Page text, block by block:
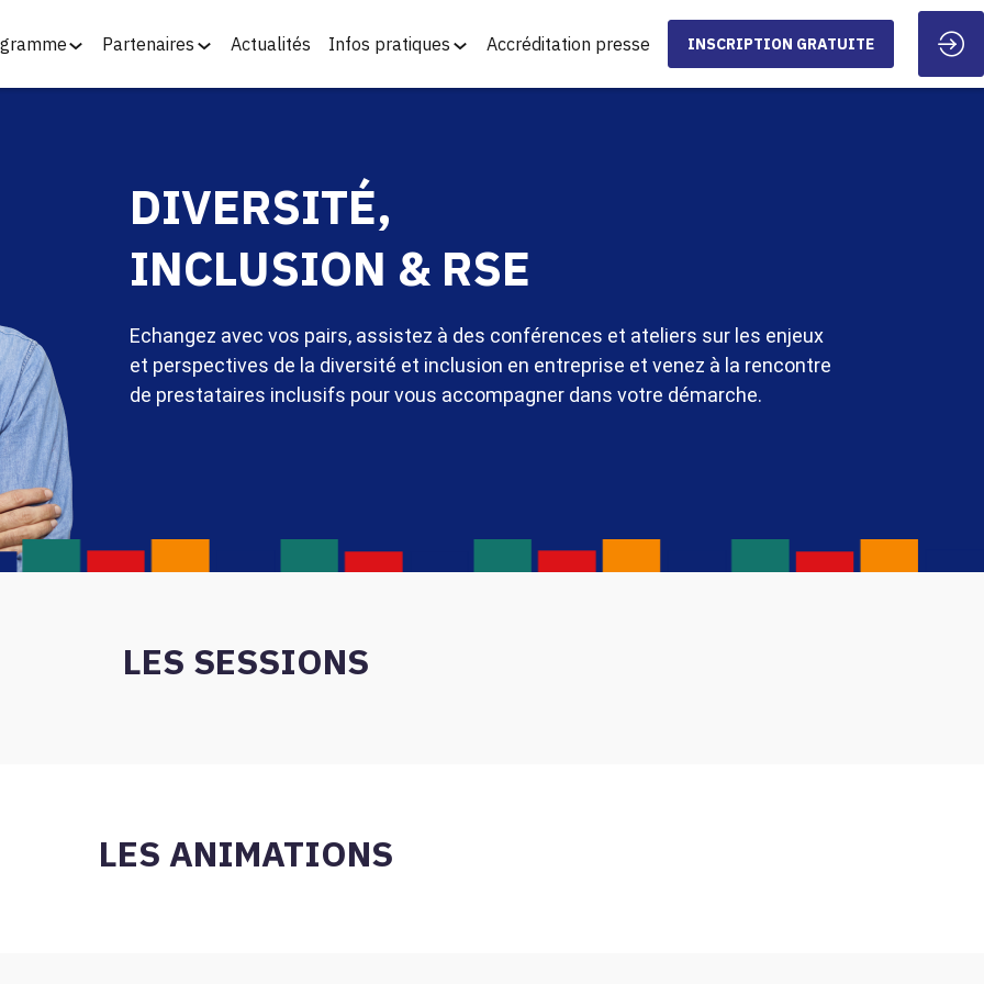
Partenaires Actualités Infos pratiques Accréditation presse INSCRIPTION GRATUITE
DIVERSITÉ,
INCLUSION & RSE
Echangez avec vos pairs, assistez à des conférences et ateliers sur les enjeux
et perspectives de la diversité et inclusion en entreprise et venez à la rencontre
de prestataires inclusifs pour vous accompagner dans votre démarche.
LES SESSIONS
LES ANIMATIONS